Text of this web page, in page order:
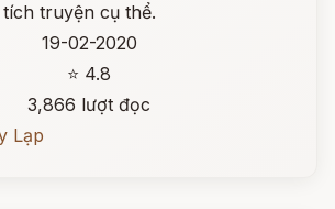
truyện cụ thể.
19-02-2020
⭐ 4.8
3,866 lượt đọc
Lạp